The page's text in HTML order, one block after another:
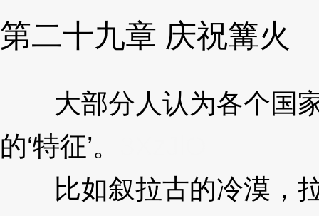
第二十九章 庆祝篝火
大部分人认为各个国家
的‘特征’。
比如叙拉古的冷漠，拉